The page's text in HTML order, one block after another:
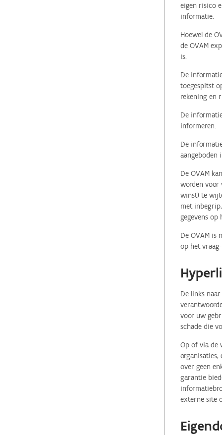
eigen risico
informatie.
Hoewel de
de OVAM
is.
De
toegespitst
rekening en
De
informeren.
De
aangeboden
De OVAM
worden voor
winst) te
met
gegevens
De OVAM is
op het
De links
voor uw
schade die
Op of via de
organisaties,
over geen
garantie
externe site